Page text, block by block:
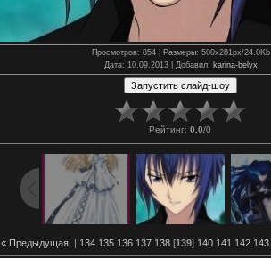
Просмотров: 854 | Размеры: 500x281px/24.0Kb
Дата: 10.09.2013 | Добавил: karina-belyx
Рейтинг: 0.0/0
« Предыдущая| 134 135 136 137 138[139] 140 141 142 143